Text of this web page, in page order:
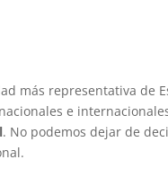
más representativa de
e
. No podemos dejar de